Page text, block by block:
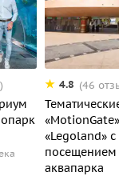
4.8 (46
«Legoland» с
посещением
аквапарка